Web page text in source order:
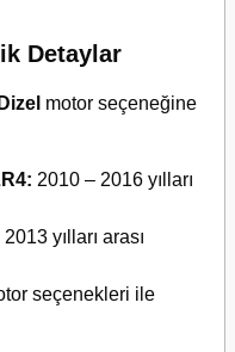
Detaylar
motor seçeneğine
2010 – 2016 yılları
yılları arası
seçenekleri ile